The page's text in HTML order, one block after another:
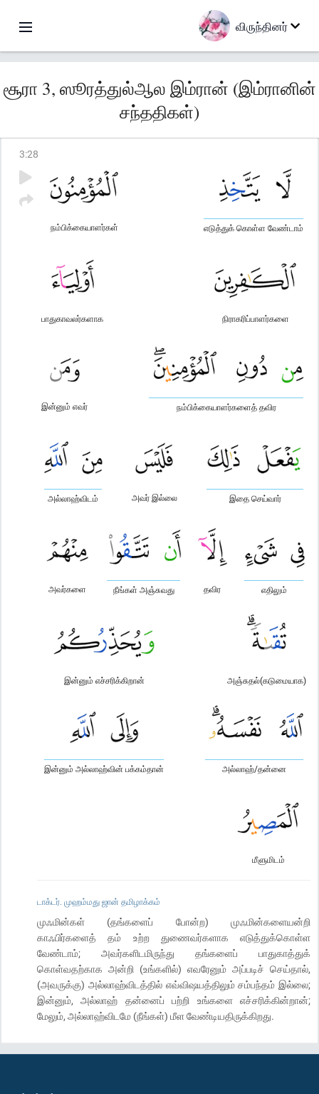
விருந்தினர்
சூரா 3, ஸூரத்துல்ஆல இம்ரான் (இம்ரானின்
சந்ததிகள்)
3:28
எடுத்துக் கொள்ள வேண்டாம்
நம்பிக்கையாளர்கள்
நிராகரிப்பாளர்களை
பாதுகாவலர்களாக
நம்பிக்கையாளர்களைத் தவிர
இன்னும் எவர்
இதை செய்வார்
அவர் இல்லை
அல்லாஹ்விடம்
எதிலும்
தவிர
நீங்கள் அஞ்சுவது
அவர்களை
அஞ்சுதல்(கடுமையாக)
இன்னும் எச்சரிக்கிறான்
அல்லாஹ்/தன்னை
இன்னும் அல்லாஹ்வின் பக்கம்தான்
மீளுமிடம்
டாக்டர். முஹம்மது ஜான் தமிழாக்கம்
முஃமின்கள் (தங்களைப் போன்ற) முஃமின்களையன்றி
காஃபிர்களைத் தம் உற்ற துணைவர்களாக எடுத்துக்கொள்ள
வேண்டாம்; அவர்களிடமிருந்து தங்களைப் பாதுகாத்துக்
கொள்வதற்காக அன்றி (உங்களில்) எவரேனும் அப்படிச் செய்தால்,
(அவருக்கு) அல்லாஹ்விடத்தில் எவ்விஷயத்திலும் சம்பந்தம் இல்லை;
இன்னும், அல்லாஹ் தன்னைப் பற்றி உங்களை எச்சரிக்கின்றான்;
மேலும், அல்லாஹ்விடமே (நீங்கள்) மீள வேண்டியதிருக்கிறது.